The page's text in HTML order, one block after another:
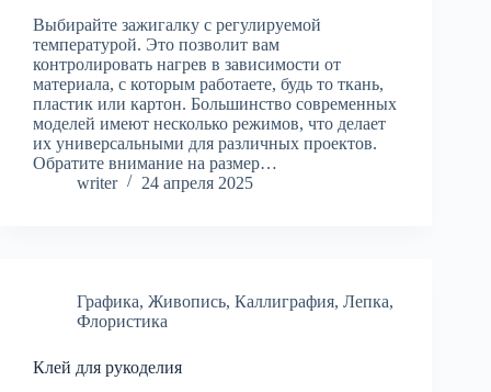
Выбирайте зажигалку с регулируемой
температурой. Это позволит вам
контролировать нагрев в зависимости от
материала, с которым работаете, будь то ткань,
пластик или картон. Большинство современных
моделей имеют несколько режимов, что делает
их универсальными для различных проектов.
Обратите внимание на размер…
writer
24 апреля 2025
Графика, Живопись, Каллиграфия, Лепка,
Флористика
Клей для рукоделия